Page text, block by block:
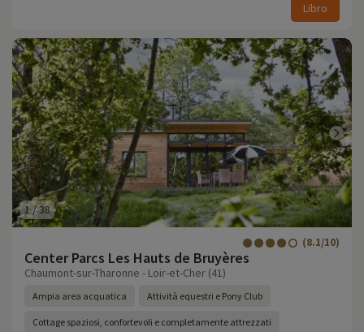
Libro
1/38
Center Parcs Les Hauts de Bruyères
(8.1/10)
Chaumont-sur-Tharonne - Loir-et-Cher (41)
Ampia area acquatica Attività equestri e Pony Club
Cottage spaziosi, confortevoli e completamente attrezzati